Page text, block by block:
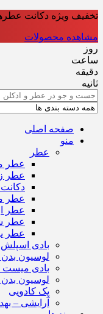
تخفیف ویژه دکانت عطرهای 20 میل. مدت
مشاهده محصولات
روز
ساعت‌
دقیقه
ثانیه
صفحه اصلی
منو
عطر
عطر
عطر
عطر
عطر
عطر
عطر
بادی
لوسیون
بادی میست Bath & Body
لوسیون بدن Bath & Body
پک کادویی
آرایشی –